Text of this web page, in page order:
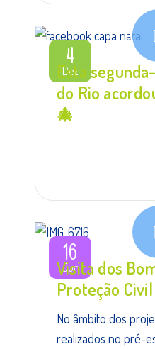
4
Dez
Esta
do Rio
🎄
16
Jun
Visita dos
Proteção
No âmbito dos
realizados no pré-